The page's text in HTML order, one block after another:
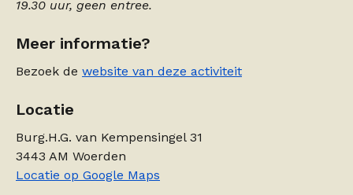
19.30 uur, geen entree.
Meer informatie?
Bezoek de website van deze activiteit
Locatie
Burg.H.G. van Kempensingel 31
3443 AM Woerden
Locatie op Google Maps